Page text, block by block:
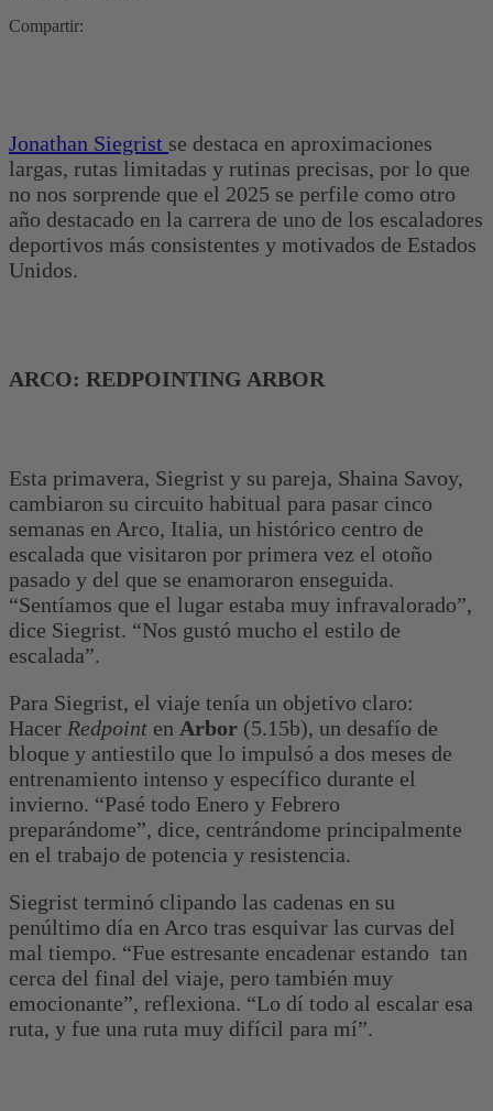
Compartir:
Jonathan Siegrist se destaca en aproximaciones
largas, rutas limitadas y rutinas precisas, por lo que
no nos sorprende que el 2025 se perfile como otro
año destacado en la carrera de uno de los escaladores
deportivos más consistentes y motivados de Estados
Unidos.
ARCO: REDPOINTING ARBOR
Esta primavera, Siegrist y su pareja, Shaina Savoy,
cambiaron su circuito habitual para pasar cinco
semanas en Arco, Italia, un histórico centro de
escalada que visitaron por primera vez el otoño
pasado y del que se enamoraron enseguida.
“Sentíamos que el lugar estaba muy infravalorado”,
dice Siegrist. “Nos gustó mucho el estilo de
escalada”.
Para Siegrist, el viaje tenía un objetivo claro:
Hacer Redpoint en Arbor (5.15b), un desafío de
bloque y antiestilo que lo impulsó a dos meses de
entrenamiento intenso y específico durante el
invierno. “Pasé todo Enero y Febrero
preparándome”, dice, centrándome principalmente
en el trabajo de potencia y resistencia.
Siegrist terminó clipando las cadenas en su
penúltimo día en Arco tras esquivar las curvas del
mal tiempo. “Fue estresante encadenar estando tan
cerca del final del viaje, pero también muy
emocionante”, reflexiona. “Lo dí todo al escalar esa
ruta, y fue una ruta muy difícil para mí”.